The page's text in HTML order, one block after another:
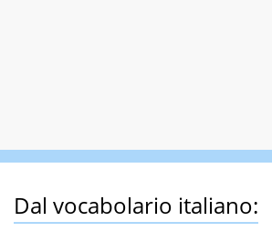
Dal vocabolario italiano: